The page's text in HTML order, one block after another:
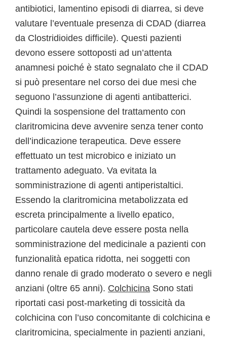
antibiotici, lamentino episodi di diarrea, si deve
valutare l’eventuale presenza di CDAD (diarrea
da Clostridioides difficile). Questi pazienti
devono essere sottoposti ad un’attenta
anamnesi poiché è stato segnalato che il CDAD
si può presentare nel corso dei due mesi che
seguono l’assunzione di agenti antibatterici.
Quindi la sospensione del trattamento con
claritromicina deve avvenire senza tener conto
dell’indicazione terapeutica. Deve essere
effettuato un test microbico e iniziato un
trattamento adeguato. Va evitata la
somministrazione di agenti antiperistaltici.
Essendo la claritromicina metabolizzata ed
escreta principalmente a livello epatico,
particolare cautela deve essere posta nella
somministrazione del medicinale a pazienti con
funzionalità epatica ridotta, nei soggetti con
danno renale di grado moderato o severo e negli
anziani (oltre 65 anni). Colchicina Sono stati
riportati casi post-marketing di tossicità da
colchicina con l’uso concomitante di colchicina e
claritromicina, specialmente in pazienti anziani,